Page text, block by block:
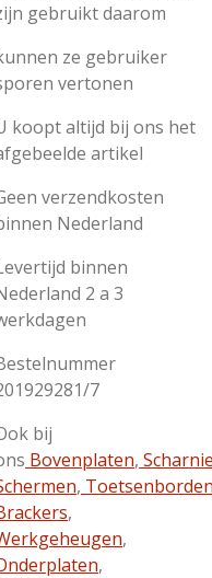
gebruikt daarom
ze gebruiker
vertonen
koopt altijd bij ons het
artikel
verzendkosten
Nederland
binnen
2 a 3
7
bij
Bovenplaten,
,
,
,
,